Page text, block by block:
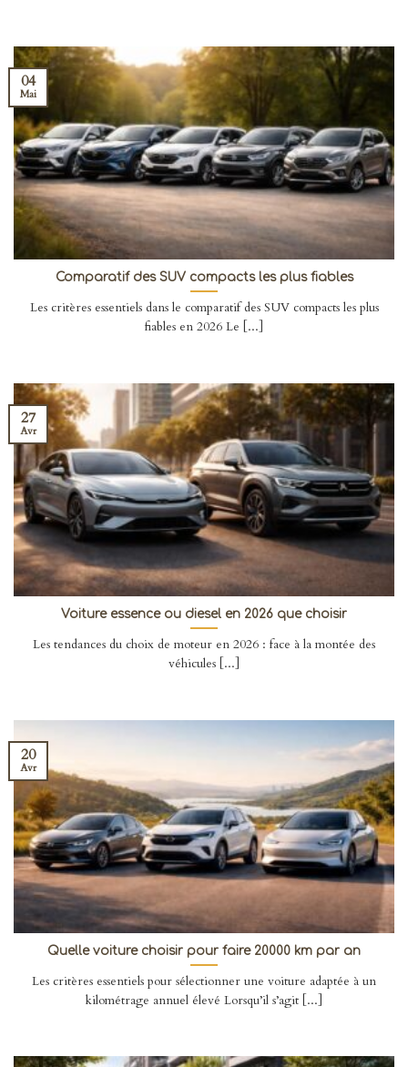
Comparatif des SUV compacts les plus fiables
Les critères essentiels dans le comparatif des SUV compacts les plus
fiables en 2026 Le [...]
04
Mai
Voiture essence ou diesel en 2026 que choisir
Les tendances du choix de moteur en 2026 : face à la montée des
véhicules [...]
27
Avr
Quelle voiture choisir pour faire 20000 km par an
Les critères essentiels pour sélectionner une voiture adaptée à un
kilométrage annuel élevé Lorsqu’il s’agit [...]
20
Avr